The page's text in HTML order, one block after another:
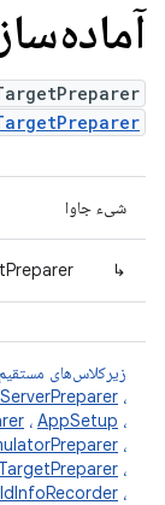
شیء جاوا
↳
زیرکلاس‌های
،
، AppSetup ،
،
،
،